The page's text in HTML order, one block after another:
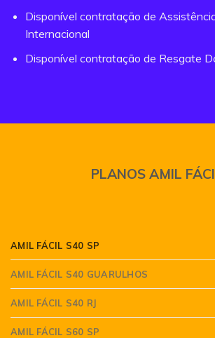
Disponível contratação de
Internacional
Disponível contratação de Resgate
PLANOS AMIL
AMIL FÁCIL S40 SP
AMIL FÁCIL S40 GUARULHOS
AMIL FÁCIL S40 RJ
AMIL FÁCIL S60 SP